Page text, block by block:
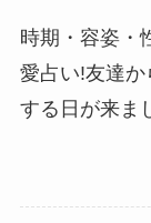
時期・容姿・
愛占い!友達
する日が来ま